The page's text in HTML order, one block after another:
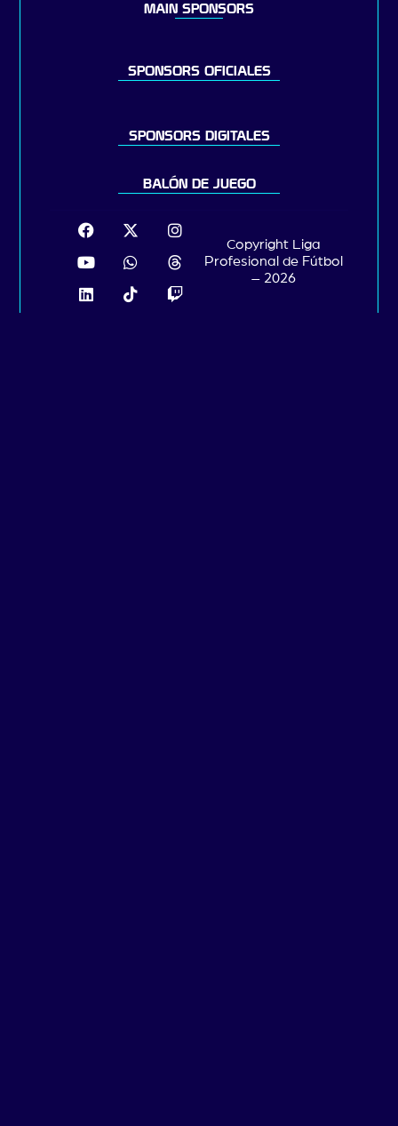
MAIN SPONSORS
SPONSORS OFICIALES
SPONSORS DIGITALES
BALÓN DE JUEGO
Copyright Liga
Profesional de Fútbol
– 2026